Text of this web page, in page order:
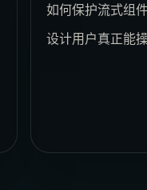
如何保护流式组
设计用户真正能